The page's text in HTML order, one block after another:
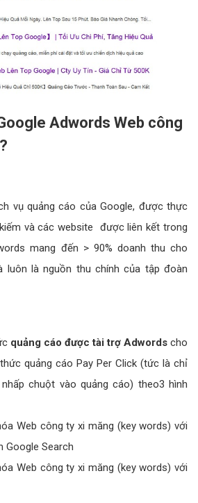
Adwords Web công
vụ quảng cáo của Google, được thực
và các website được liên kết trong
mang đến > 90% doanh thu cho
luôn là nguồn thu chính của tập đoàn
quảng cáo được tài trợ Adwords cho
quảng cáo Pay Per Click (tức là chỉ
chuột vào quảng cáo) theo3 hình
Web công ty xi măng (key words) với
Google Search
Web công ty xi măng (key words) với